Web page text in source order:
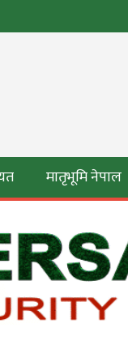
मातृभूमि नेपाल